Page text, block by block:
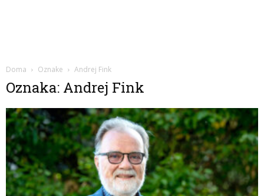
Doma Oznake Andrej Fink
Oznaka: Andrej Fink